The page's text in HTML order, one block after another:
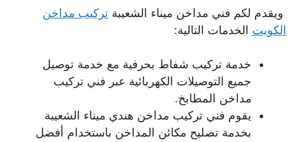
ويقدم لكم فني مداخن ميناء الشعيبة تركيب مداخن
الكويت الخدمات التالية:
خدمة تركيب شفاط بحرفية مع خدمة توصيل
جميع التوصيلات الكهربائية عبر فني تركيب
مداخن المطابخ.
يقوم فني تركيب مداخن هندي ميناء الشعيبة
بخدمة تصليح مكائن المداخن باستخدام أفضل